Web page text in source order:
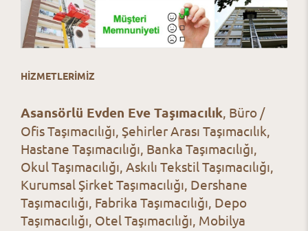
HİZMETLERİMİZ
Asansörlü Evden Eve Taşımacılık, Büro /
Ofis Taşımacılığı, Şehirler Arası Taşımacılık,
Hastane Taşımacılığı, Banka Taşımacılığı,
Okul Taşımacılığı, Askılı Tekstil Taşımacılığı,
Kurumsal Şirket Taşımacılığı, Dershane
Taşımacılığı, Fabrika Taşımacılığı, Depo
Taşımacılığı, Otel Taşımacılığı, Mobilya